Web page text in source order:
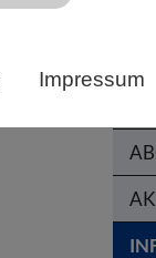
Impressum